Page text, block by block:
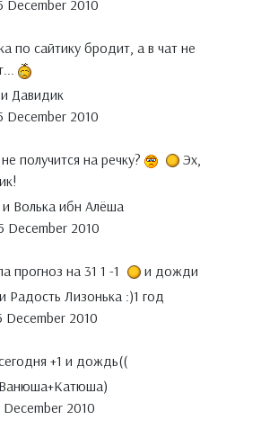
December 2010
по сайтику бродит, а в чат не
Давидик
December 2010
получится на речку?
Эх,
и Волька ибн Алёша
December 2010
прогноз на 31 1 -1
и дожди
Радость Лизонька :)1 год
December 2010
+1 и дождь((
December 2010